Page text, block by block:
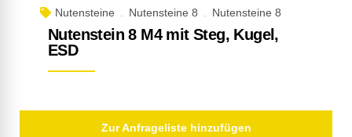
Nutensteine Nutensteine 8 Nutensteine 8
Nutenstein 8 M4 mit Steg, Kugel,
ESD
Zur Anfrageliste hinzufügen